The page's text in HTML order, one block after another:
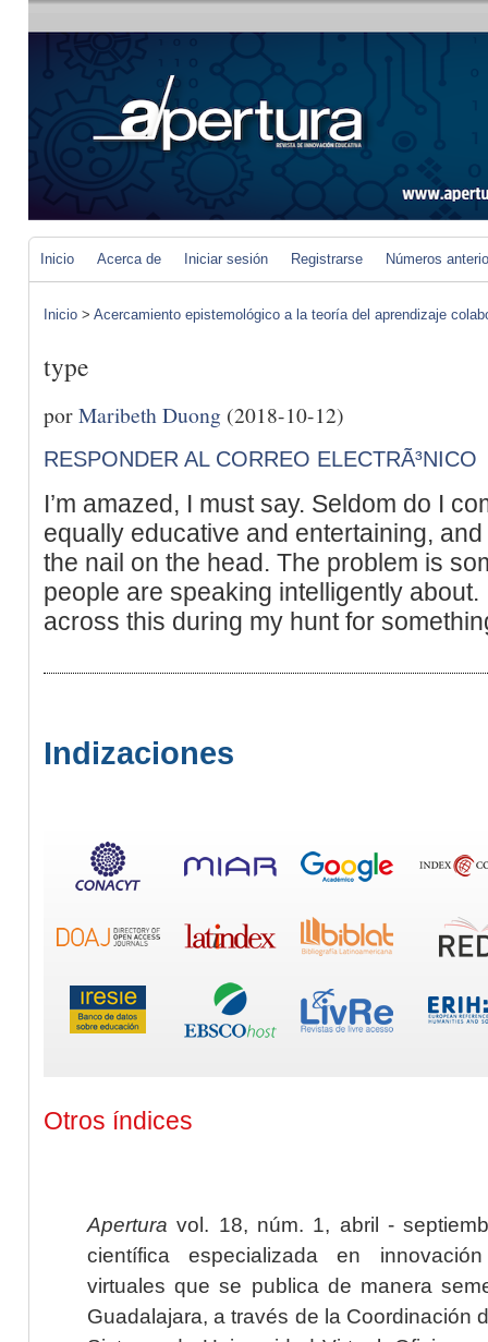
Inicio Acerca de Iniciar sesión Registrarse Números
Inicio > Acercamiento epistemológico a la teoría del aprendizaje
type
porMaribeth Duong (2018-10-12)
RESPONDER AL CORREO ELECTRÃ³NICO
I’m amazed, I must say. Seldom do I
equally educative and entertaining,
the nail on the head. The problem is
people are speaking intelligently
across this during my hunt for
Indizaciones
Otros índices
Apertura vol. 18, núm. 1, abril -
científica especializada en
virtuales que se publica de manera
Guadalajara, a través de la Coordinación